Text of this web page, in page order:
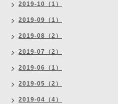
2019-10（1）
2019-09（1）
2019-08（2）
2019-07（2）
2019-06（1）
2019-05（2）
2019-04（4）